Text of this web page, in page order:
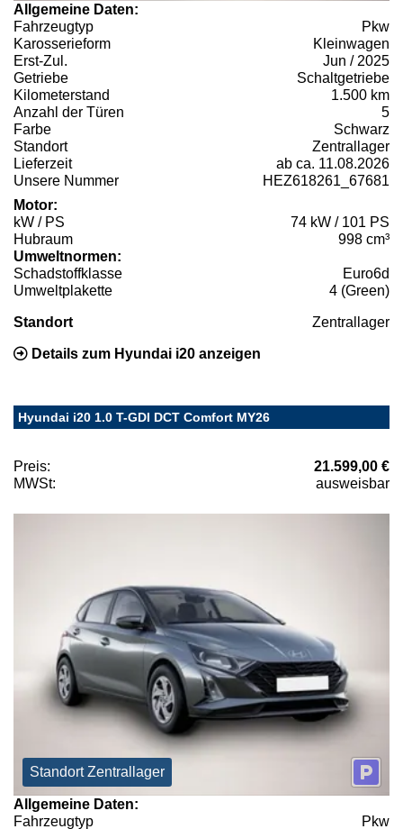
Allgemeine Daten:
Fahrzeugtyp
Pkw
Karosserieform
Kleinwagen
Erst-Zul.
Jun / 2025
Getriebe
Schaltgetriebe
Kilometerstand
1.500 km
Anzahl der Türen
5
Farbe
Schwarz
Standort
Zentrallager
Lieferzeit
ab ca. 11.08.2026
Unsere Nummer
HEZ618261_67681
Motor:
kW / PS
74 kW / 101 PS
Hubraum
998 cm³
Umweltnormen:
Schadstoffklasse
Euro6d
Umweltplakette
4 (Green)
Standort Zentrallager
Details zum Hyundai i20 anzeigen
Hyundai i20 1.0 T-GDI DCT Comfort MY26
Preis:
21.599,00 €
MWSt:
ausweisbar
Standort Zentrallager
Allgemeine Daten:
Fahrzeugtyp
Pkw